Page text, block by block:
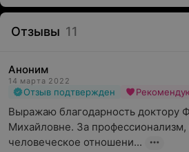
Отзывы 11
Аноним
14 марта 2022
Отзыв подтвержден
Выражаю благодарность доктору
Михайловне. За профессионализм,
человеческое отношени...